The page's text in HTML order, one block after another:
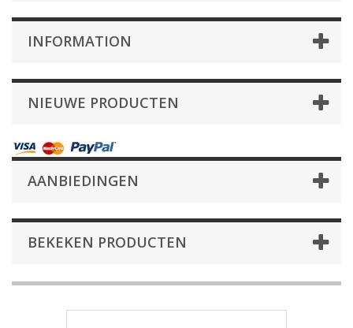
INFORMATION
NIEUWE PRODUCTEN
AANBIEDINGEN
BEKEKEN PRODUCTEN